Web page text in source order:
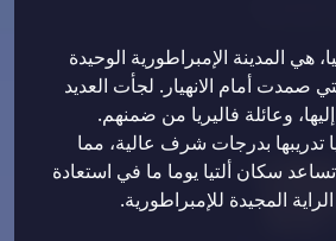
هي المدينة الإمبراطورية الوحيدة
صمدت أمام الانهيار. لجأت العديد
وعائلة فاليريا من ضمنهم.
تدريبها بدرجات شرف عالية، مما
تساعد سكان ألتيا يوما ما في استعادة
المجيدة للإمبراطورية.